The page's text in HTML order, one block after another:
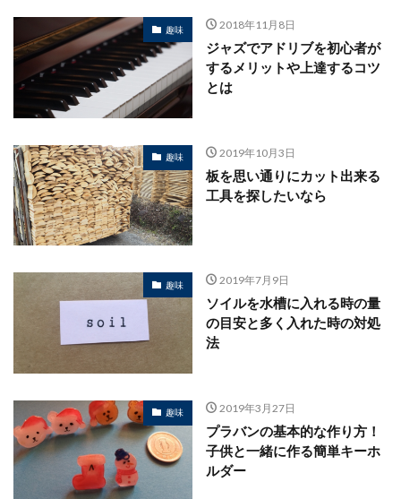
趣味 2018年11月8日
ジャズでアドリブを初心者が
するメリットや上達するコツ
とは
趣味 2019年10月3日
板を思い通りにカット出来る
工具を探したいなら
趣味 2019年7月9日
ソイルを水槽に入れる時の量
の目安と多く入れた時の対処
法
趣味 2019年3月27日
プラバンの基本的な作り方！
子供と一緒に作る簡単キーホ
ルダー